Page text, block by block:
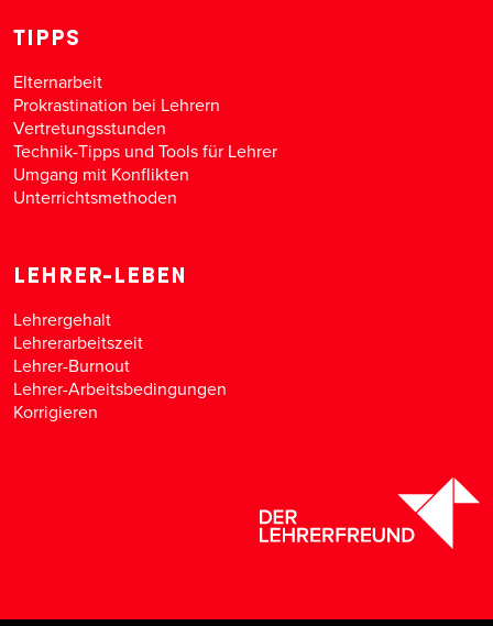
TIPPS
Elternarbeit
Prokrastination bei Lehrern
Vertretungsstunden
Technik-Tipps und Tools für Lehrer
Umgang mit Konflikten
Unterrichtsmethoden
LEHRER-LEBEN
Lehrergehalt
Lehrerarbeitszeit
Lehrer-Burnout
Lehrer-Arbeitsbedingungen
Korrigieren